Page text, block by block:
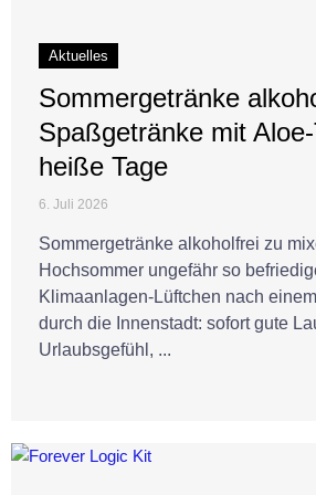
Aktuelles
Sommergetränke
Spaßgetränke mit
heiße Tage
6. Juli 2026
Sommergetränke alkoholfrei zu
Hochsommer ungefähr so
Klimaanlagen-Lüftchen nach
durch die Innenstadt: sofort gute
Urlaubsgefühl, ...